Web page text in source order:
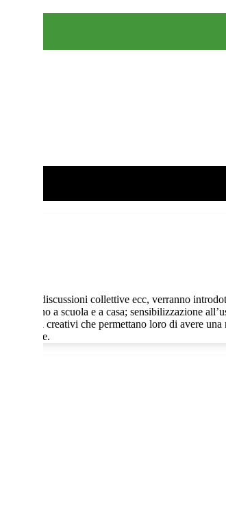
discussioni collettive ecc, verranno
trovano a scuola e a casa; sensibilizzazione
creativi che permettano loro di avere